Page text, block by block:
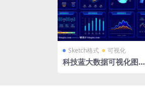
Sketch格式 可视化
科技蓝大数据可视化图表